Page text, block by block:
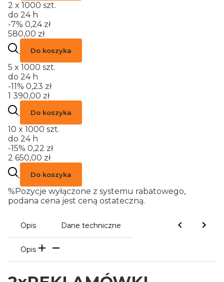
2 x 1000 szt.
do 24 h
-7% 0,24 zł
580,00 zł
Do koszyka
5 x 1000 szt.
do 24 h
-11% 0,23 zł
1 390,00 zł
Do koszyka
10 x 1000 szt.
do 24 h
-15% 0,22 zł
2 650,00 zł
Do koszyka
%Pozycje wyłączone z systemu rabatowego,
podana cena jest ceną ostateczną.
Opis Dane techniczne
Opis